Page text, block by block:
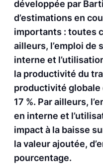
développée par
d’estimations en
importants : toutes
ailleurs, l’emploi de
interne et
la productivité du
productivité globale
17 %. Par ailleurs,
en interne et
impact à la baisse
la valeur ajoutée,
pourcentage.